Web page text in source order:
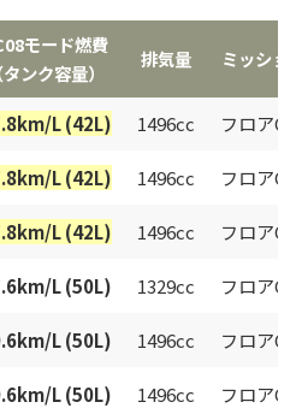
モード燃費
タンク容量）
排気量 ミッショ
L (42L) 1496cc フロア
L (42L) 1496cc フロア
L (42L) 1496cc フロア
L (50L) 1329cc フロア
L (50L) 1496cc フロア
L (50L) 1496cc フロア